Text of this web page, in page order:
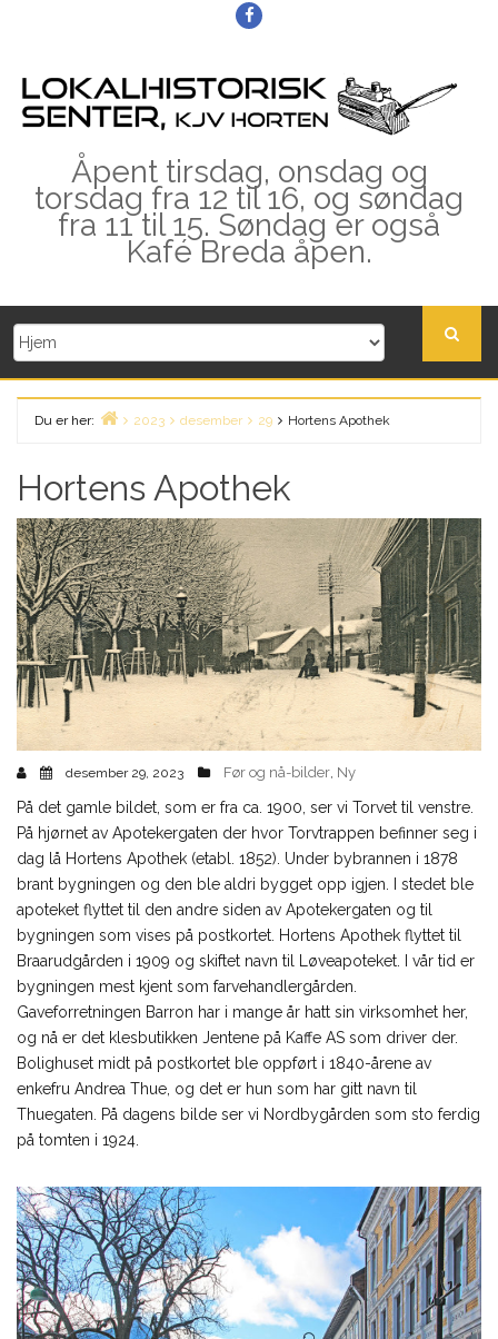
Facebook
Åpent tirsdag, onsdag og
torsdag fra 12 til 16, og søndag
fra 11 til 15. Søndag er også
Kafé Breda åpen.
Du er her:
2023 desember 29 Hortens Apothek
Hortens Apothek
desember 29, 2023 Før og nå-bilder Ny
På det gamle bildet, som er fra ca. 1900, ser vi Torvet til venstre.
På hjørnet av Apotekergaten der hvor Torvtrappen befinner seg i
dag lå Hortens Apothek (etabl. 1852). Under bybrannen i 1878
brant bygningen og den ble aldri bygget opp igjen. I stedet ble
apoteket flyttet til den andre siden av Apotekergaten og til
bygningen som vises på postkortet. Hortens Apothek flyttet til
Braarudgården i 1909 og skiftet navn til Løveapoteket. I vår tid er
bygningen mest kjent som farvehandlergården.
Gaveforretningen Barron har i mange år hatt sin virksomhet her,
og nå er det klesbutikken Jentene på Kaffe AS som driver der.
Bolighuset midt på postkortet ble oppført i 1840-årene av
enkefru Andrea Thue, og det er hun som har gitt navn til
Thuegaten. På dagens bilde ser vi Nordbygården som sto ferdig
på tomten i 1924.